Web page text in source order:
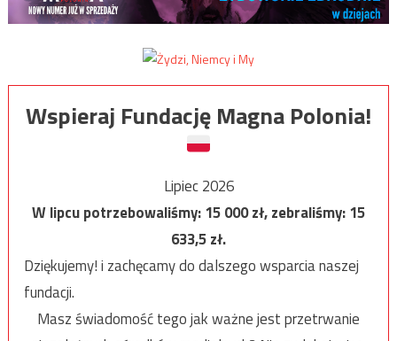
Wspieraj Fundację Magna Polonia!
Lipiec 2026
W lipcu potrzebowaliśmy:15 000zł, zebraliśmy:15
633,5zł.
Dziękujemy! i zachęcamy do dalszego wsparcia naszej
fundacji.
Masz świadomość tego jak ważne jest przetrwanie